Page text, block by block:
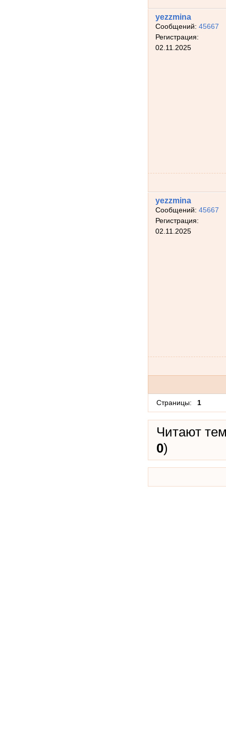
yezzmina
Сообщений:45667
Регистрация:
02.11.2025
yezzmina
Сообщений:45667
Регистрация:
02.11.2025
Страницы: 1
Читают
0)